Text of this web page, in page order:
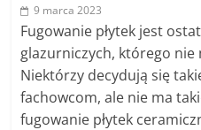
9 marca 2023
Fugowanie płytek jest
glazurniczych, którego nie
Niektórzy decydują się
fachowcom, ale nie ma
fugowanie płytek